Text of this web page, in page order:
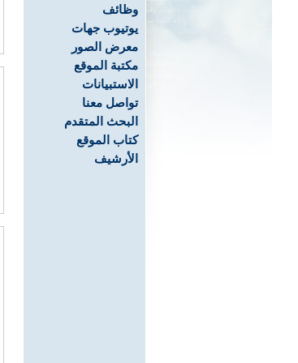
وظائف
يوتيوب جهات
معرض الصور
مكتبة الموقع
الاستبيانات
تواصل معنا
البحث المتقدم
كتاب الموقع
الأرشيف